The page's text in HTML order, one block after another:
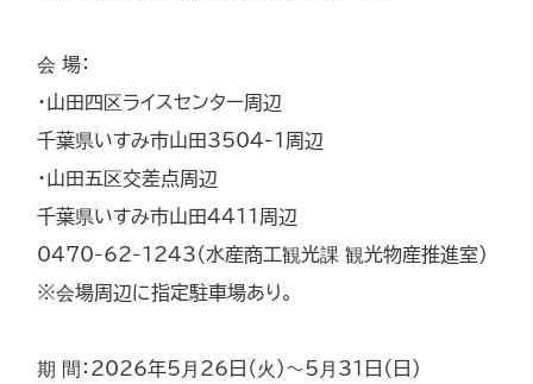
会 場：
・山田四区ライスセンター周辺
千葉県いすみ市山田3504-1周辺
・山田五区交差点周辺
千葉県いすみ市山田4411周辺
0470-62-1243（水産商工観光課 観光物産推進室）
※会場周辺に指定駐車場あり。
期 間：2026年5月26日（火）～5月31日（日）